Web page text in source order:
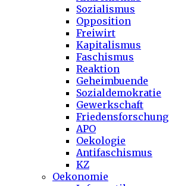
Sozialismus
Opposition
Freiwirt
Kapitalismus
Faschismus
Reaktion
Geheimbuende
Sozialdemokratie
Gewerkschaft
Friedensforschung
APO
Oekologie
Antifaschismus
KZ
Oekonomie